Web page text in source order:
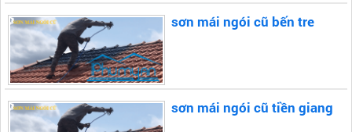
sơn mái ngói cũ bến tre
sơn mái ngói cũ tiền giang